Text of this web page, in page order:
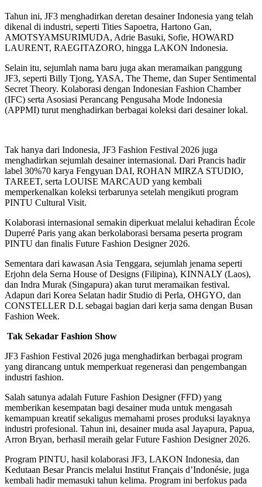
Tahun ini, JF3 menghadirkan deretan desainer Indonesia yang telah
dikenal di industri, seperti Tities Sapoetra, Hartono Gan,
AMOTSYAMSURIMUDA, Adrie Basuki, Sofie, HOWARD
LAURENT, RAEGITAZORO, hingga LAKON Indonesia.
Selain itu, sejumlah nama baru juga akan meramaikan panggung
JF3, seperti Billy Tjong, YASA, The Theme, dan Super Sentimental
Secret Theory. Kolaborasi dengan Indonesian Fashion Chamber
(IFC) serta Asosiasi Perancang Pengusaha Mode Indonesia
(APPMI) turut menghadirkan berbagai koleksi dari desainer lokal.
Tak hanya dari Indonesia, JF3 Fashion Festival 2026 juga
menghadirkan sejumlah desainer internasional. Dari Prancis hadir
label 30%70 karya Fengyuan DAI, ROHAN MIRZA STUDIO,
TAREET, serta LOUISE MARCAUD yang kembali
memperkenalkan koleksi terbarunya setelah mengikuti program
PINTU Cultural Visit.
Kolaborasi internasional semakin diperkuat melalui kehadiran École
Duperré Paris yang akan berkolaborasi bersama peserta program
PINTU dan finalis Future Fashion Designer 2026.
Sementara dari kawasan Asia Tenggara, sejumlah jenama seperti
Erjohn dela Serna House of Designs (Filipina), KINNALY (Laos),
dan Indra Murak (Singapura) akan turut meramaikan festival.
Adapun dari Korea Selatan hadir Studio di Perla, OHGYO, dan
CONSTELLER D.L sebagai bagian dari kerja sama dengan Busan
Fashion Week.
Tak Sekadar Fashion Show
JF3 Fashion Festival 2026 juga menghadirkan berbagai program
yang dirancang untuk memperkuat regenerasi dan pengembangan
industri fashion.
Salah satunya adalah Future Fashion Designer (FFD) yang
memberikan kesempatan bagi desainer muda untuk mengasah
kemampuan kreatif sekaligus memahami proses produksi layaknya
industri profesional. Tahun ini, desainer muda asal Jayapura, Papua,
Arron Bryan, berhasil meraih gelar Future Fashion Designer 2026.
Program PINTU, hasil kolaborasi JF3, LAKON Indonesia, dan
Kedutaan Besar Prancis melalui Institut Français d’Indonésie, juga
kembali hadir memasuki tahun kelima. Program ini berfokus pada